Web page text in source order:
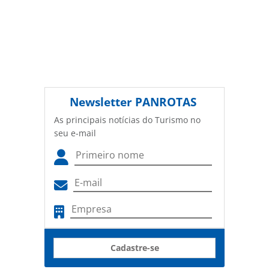
Newsletter PANROTAS
As principais notícias do Turismo no
seu e-mail
Cadastre-se